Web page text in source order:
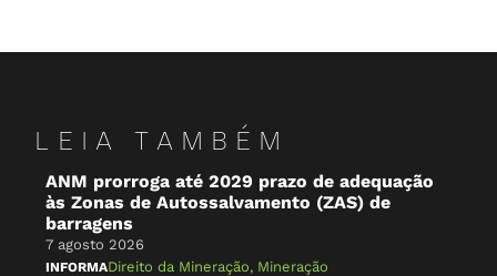
LEIA TAMBÉM
ANM prorroga até 2029 prazo de adequação
às Zonas de Autossalvamento (ZAS) de
barragens
7 agosto 2026
INFORMADireito da Mineração, Mineração